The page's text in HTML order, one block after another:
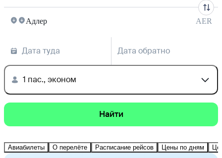
Адлер AER
Дата туда Дата обратно
1 пас., эконом
Найти
Авиабилеты О перелёте Расписание рейсов Цены по дням